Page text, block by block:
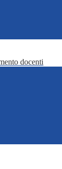
docenti